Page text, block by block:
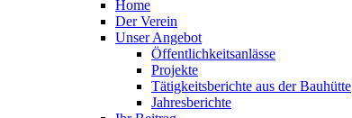
Home
Der Verein
Unser Angebot
Öffentlichkeitsanlässe
Projekte
Tätigkeitsberichte aus der Bauhütte
Jahresberichte